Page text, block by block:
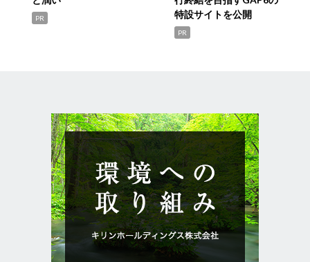
PR
特設サイトを公開
PR